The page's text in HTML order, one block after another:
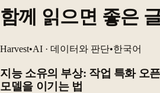
함께 읽으면 좋은
Harvest•AI · 데이터와 판단•한국어
지능 소유의 부상: 작업 특화 오
모델을 이기는 법